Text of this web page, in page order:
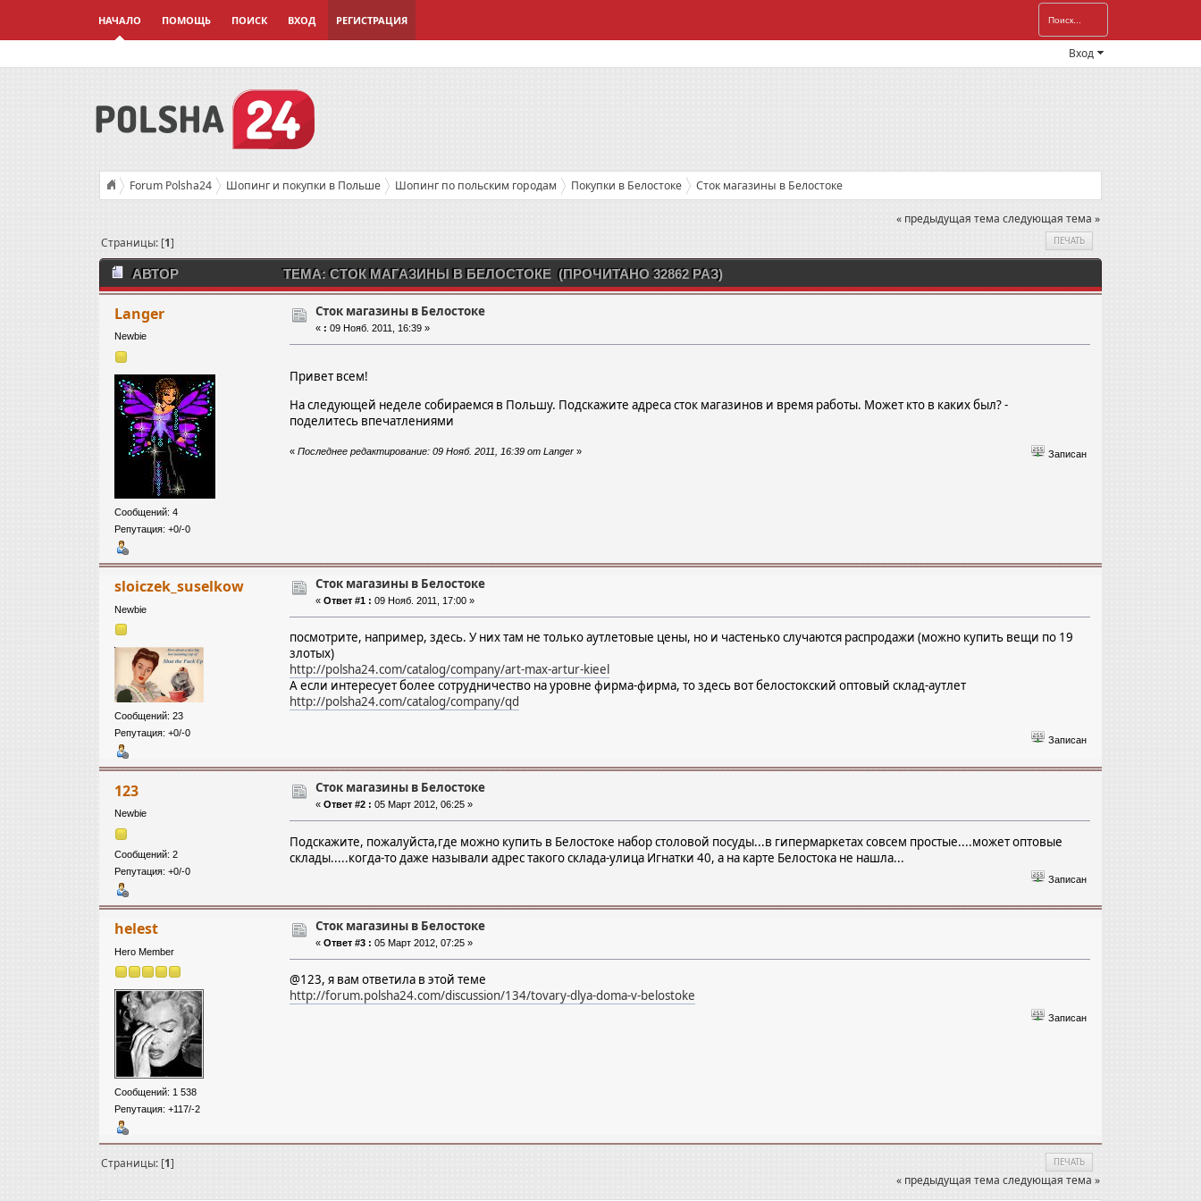
НАЧАЛО ПОМОЩЬ ПОИСК ВХОД РЕГИСТРАЦИЯ
Вход
Forum Polsha24 Шопинг и покупки в Польше Шопинг по польским городам Покупки в Белостоке Сток магазины в Белостоке
« предыдущая тема следующая тема »
ПЕЧАТЬ
Страницы: [1]
АВТОР ТЕМА: СТОК МАГАЗИНЫ В БЕЛОСТОКЕ (ПРОЧИТАНО 32862 РАЗ)
Langer
Newbie
Сообщений: 4
Репутация: +0/-0
Сток магазины в Белостоке
« : 09 Нояб. 2011, 16:39 »
Привет всем!
На следующей неделе собираемся в Польшу. Подскажите адреса сток магазинов и время работы. Может кто в каких был? -
поделитесь впечатлениями
«Последнее редактирование: 09 Нояб. 2011, 16:39 от Langer » Записан
sloiczek_suselkow
Newbie
Сообщений: 23
Репутация: +0/-0
Сток магазины в Белостоке
« Ответ #1 : 09 Нояб. 2011, 17:00 »
посмотрите, например, здесь. У них там не только аутлетовые цены, но и частенько случаются распродажи (можно купить вещи по 19
злотых)
http://polsha24.com/catalog/company/art-max-artur-kieel
А если интересует более сотрудничество на уровне фирма-фирма, то здесь вот белостокский оптовый склад-аутлет
http://polsha24.com/catalog/company/qd
Записан
123
Newbie
Сообщений: 2
Репутация: +0/-0
Сток магазины в Белостоке
« Ответ #2 : 05 Март 2012, 06:25 »
Подскажите, пожалуйста,где можно купить в Белостоке набор столовой посуды...в гипермаркетах совсем простые....может оптовые
склады.....когда-то даже называли адрес такого склада-улица Игнатки 40, а на карте Белостока не нашла...
Записан
helest
Hero Member
Сообщений: 1 538
Репутация: +117/-2
Сток магазины в Белостоке
« Ответ #3 : 05 Март 2012, 07:25 »
@123, я вам ответила в этой теме
http://forum.polsha24.com/discussion/134/tovary-dlya-doma-v-belostoke
Записан
ПЕЧАТЬ
Страницы: [1]
« предыдущая тема следующая тема »